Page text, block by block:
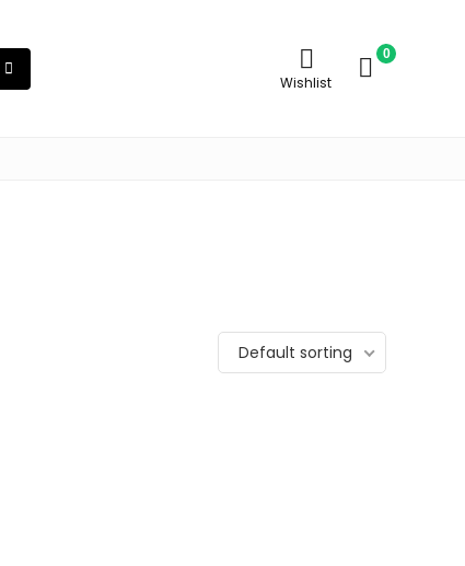
Wishlist
0
Default sorting